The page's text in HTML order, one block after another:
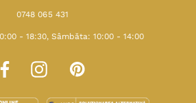
0748 065 431
- 18:30, Sâmbăta: 10:00 - 14:00